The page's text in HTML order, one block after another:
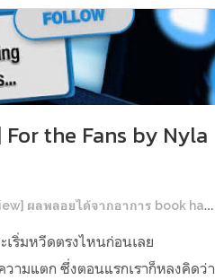
รียกว่าไม่เคยรู...
the Fans by Nyla
อยได้จากอาการ book hangover หลังอ่านสารพัน MM Romance
เริ่มหวีดตรงไหนก่อนเลย
วามแตก ซึ่งตอนแรกเราก็หลงคิดว่า